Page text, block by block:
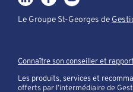
Le Groupe St-Georges de
Connaître son conseiller et
Les produits, services et
offerts par l’intermédiaire de